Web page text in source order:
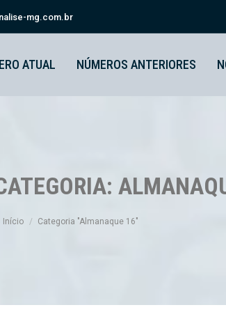
mg.com.br
ATUAL NÚMEROS ANTERIORES
Início Categoria "Almanaque 16"